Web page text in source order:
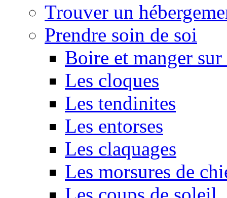
Trouver un
Prendre soin de soi
Boire et manger
Les cloques
Les tendinites
Les entorses
Les claquages
Les morsures de